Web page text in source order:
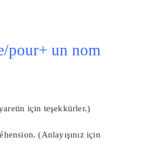
pour+ un nom
için teşekkürler.)
(Anlayışınız için